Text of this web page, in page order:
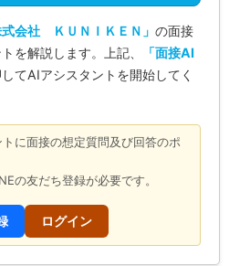
式会社 ＫＵＮＩＫＥＮ」 の面接
を解説します。上記、
「面接AI
てAIアシスタントを開始してく
に面接の想定質問及び回答のポ
の友だち登録が必要です。
ログイン